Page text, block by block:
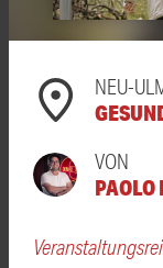
NEU-
VON
PAOLO